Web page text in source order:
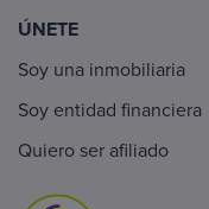
ÚNETE
Soy una inmobiliaria
Soy entidad financiera
Quiero ser afiliado